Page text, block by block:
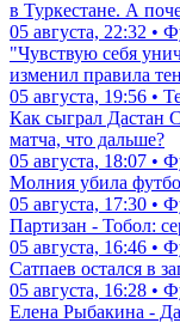
в Туркестане. А
05 августа, 22:32 •
"Чувствую себя
изменил правила
05 августа, 19:56 •
Как сыграл Дастан
матча, что дальше?
05 августа, 18:07 •
Молния убила
05 августа, 17:30 •
Партизан - Тобол:
05 августа, 16:46 •
Сатпаев остался в
05 августа, 16:28 •
Елена Рыбакина -